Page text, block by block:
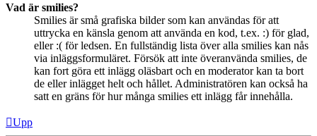
Vad är smilies?
Smilies är små grafiska bilder som kan användas för att
uttrycka en känsla genom att använda en kod, t.ex. :) för glad,
eller :( för ledsen. En fullständig lista över alla smilies kan nås
via inläggsformuläret. Försök att inte överanvända smilies, de
kan fort göra ett inlägg oläsbart och en moderator kan ta bort
de eller inlägget helt och hållet. Administratören kan också ha
satt en gräns för hur många smilies ett inlägg får innehålla.
Upp